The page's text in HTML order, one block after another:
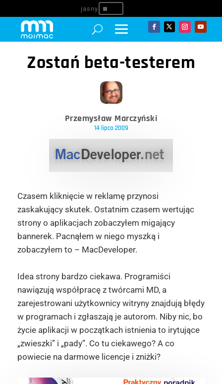
^
Zostań beta-testerem
Przemysław Marczyński
14 lipca 2009
Czasem kliknięcie w reklamę przynosi
zaskakujący skutek. Ostatnim czasem wertując
strony o aplikacjach zobaczyłem migający
bannerek. Pacnąłem w niego myszką i
zobaczyłem to – MacDeveloper.
Idea strony bardzo ciekawa. Programiści
nawiązują współpracę z twórcami MD, a
zarejestrowani użytkownicy witryny znajdują błędy
w programach i zgłaszają je autorom. Niby nic, bo
życie aplikacji w początkach istnienia to irytujące
„zwieszki” i „pady”. Co tu ciekawego? A co
powiecie na darmowe licencje i zniżki?